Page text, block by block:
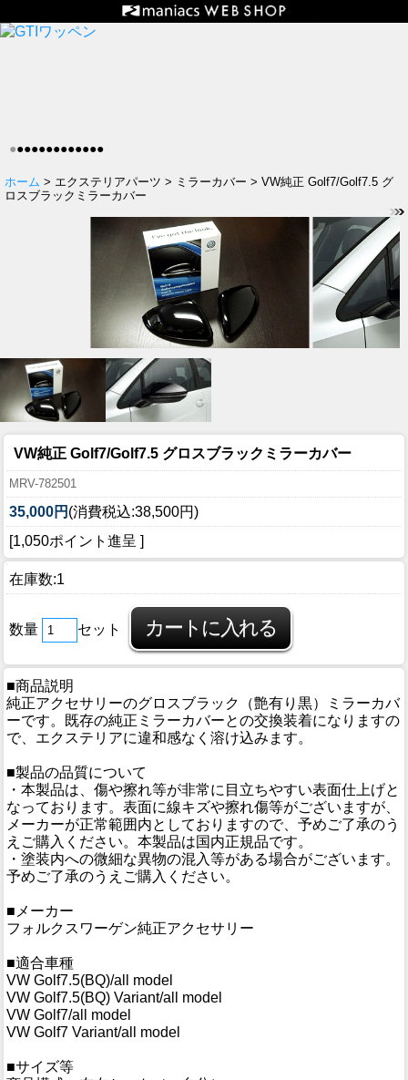
●●●●●●●●●●●●●
ホーム > エクステリアパーツ > ミラーカバー > VW純正 Golf7/Golf7.5 グ
ロスブラックミラーカバー
VW純正 Golf7/Golf7.5 グロスブラックミラーカバー
MRV-782501
35,000円 (消費税込:38,500円)
[1,050ポイント進呈 ]
在庫数:1
数量 セット
■商品説明
純正アクセサリーのグロスブラック（艶有り黒）ミラーカバ
ーです。既存の純正ミラーカバーとの交換装着になりますの
で、エクステリアに違和感なく溶け込みます。
■製品の品質について
・本製品は、傷や擦れ等が非常に目立ちやすい表面仕上げと
なっております。表面に線キズや擦れ傷等がございますが、
メーカーが正常範囲内としておりますので、予めご了承のう
えご購入ください。本製品は国内正規品です。
・塗装内への微細な異物の混入等がある場合がございます。
予めご了承のうえご購入ください。
■メーカー
フォルクスワーゲン純正アクセサリー
■適合車種
VW Golf7.5(BQ)/all model
VW Golf7.5(BQ) Variant/all model
VW Golf7/all model
VW Golf7 Variant/all model
■サイズ等